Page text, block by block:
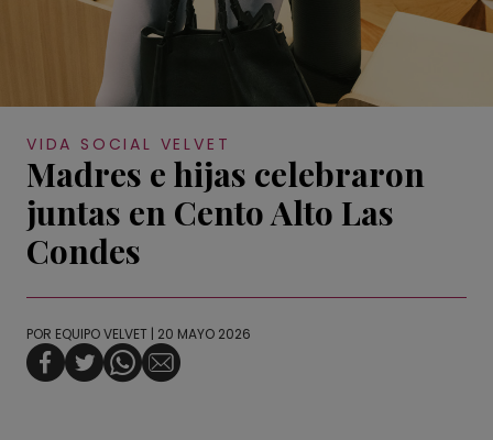
VIDA SOCIAL VELVET
Madres e hijas celebraron
juntas en Cento Alto Las
Condes
POR EQUIPO VELVET | 20 MAYO 2026